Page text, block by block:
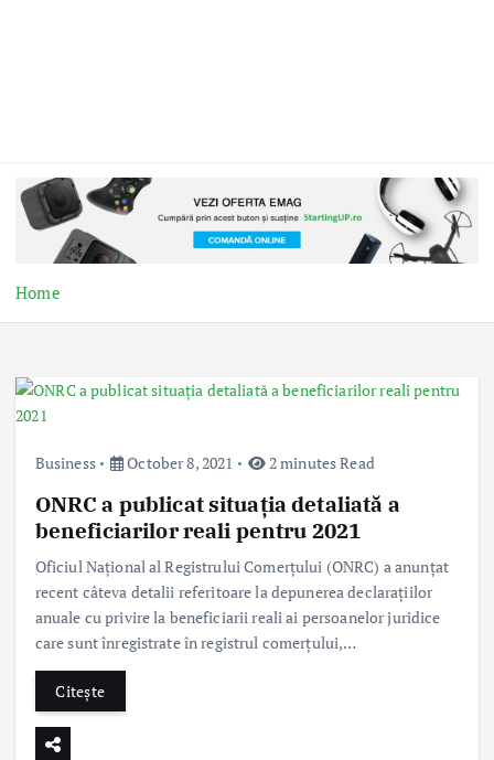
Home
Business October 8, 2021 2 minutes Read
ONRC a publicat situația detaliată a
beneficiarilor reali pentru 2021
Oficiul Național al Registrului Comerțului (ONRC) a anunțat
recent câteva detalii referitoare la depunerea declarațiilor
anuale cu privire la beneficiarii reali ai persoanelor juridice
care sunt înregistrate în registrul comerțului,…
Citește